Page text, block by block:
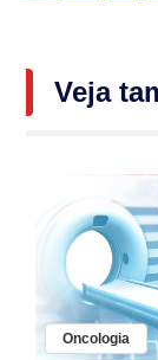
Veja
Oncologia